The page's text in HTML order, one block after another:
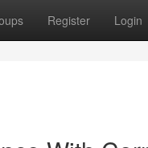
Register Login